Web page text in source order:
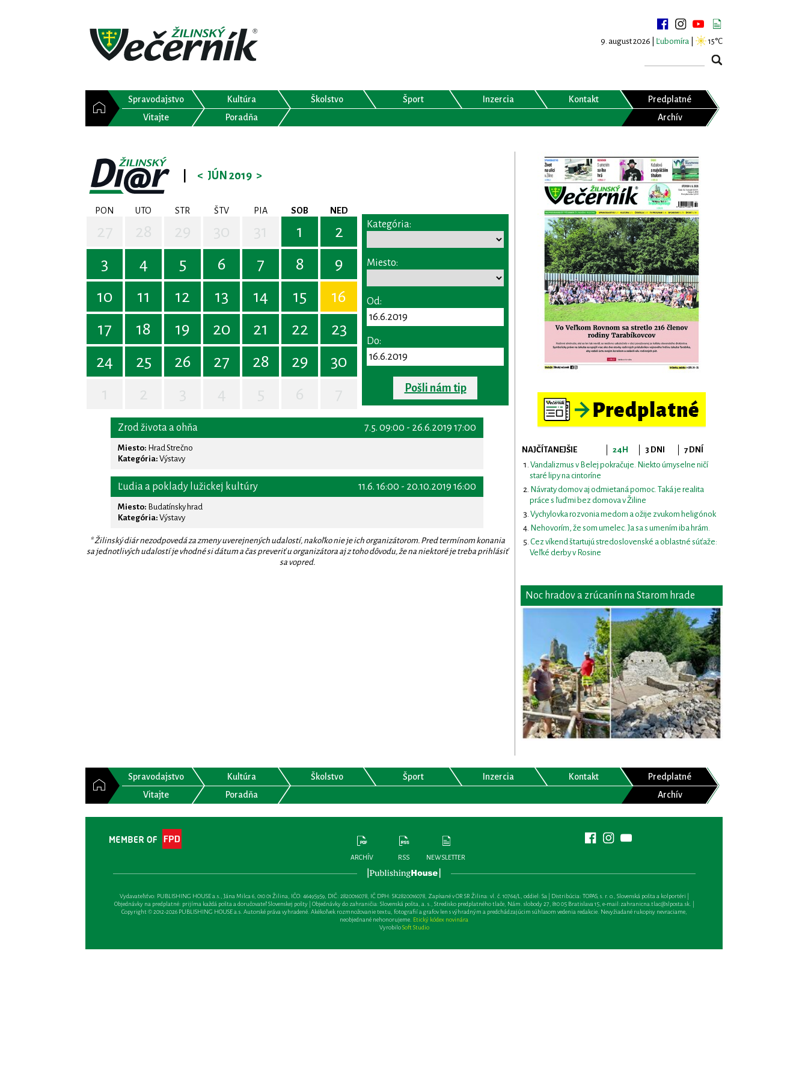
9. august 2026 | Ľubomíra 15°C
Spravodajstvo Kultúra Školstvo Šport Inzercia Kontakt
Predplatné
Vitajte
Poradňa Archív
< JÚN 2019 >
PON UTO STR ŠTV PIA SOB NED
1
2
3
4 5 6 7 8
9
10
11 12 13 14 15
16
17
18 19 20 21 22
23
24
25 26 27 28 29
30
Kategória:
Miesto:
Od:
Do:
Pošli nám tip
7.5. 09:00 - 26.6.2019 17:00
Zrod života a ohňa
Miesto: Hrad Strečno
Kategória: Výstavy
11.6. 16:00 - 20.10.2019 16:00
Ľudia a poklady lužickej kultúry
Miesto: Budatínsky hrad
Kategória: Výstavy
* Žilinský diár nezodpovedá za zmeny uverejnených udalostí, nakoľko nie je ich organizátorom. Pred termínom konania
sa jednotlivých udalostí je vhodné si dátum a čas preveriť u organizátora aj z toho dôvodu, že na niektoré je treba prihlásiť
sa vopred.
NAJČÍTANEJŠIE 24H 3 DNI
7 DNÍ
Vandalizmus v Belej pokračuje. Niekto úmyselne ničí
staré lipy na cintoríne
Návraty domov aj odmietaná pomoc. Taká je realita
práce s ľuďmi bez domova v Žiline
Vychylovka rozvonia medom a ožije zvukom heligónok
Nehovorím, že som umelec. Ja sa s umením iba hrám.
Cez víkend štartujú stredoslovenské a oblastné súťaže:
Veľké derby v Rosine
Noc hradov a zrúcanín na Starom hrade
Spravodajstvo Kultúra Školstvo Šport Inzercia Kontakt
Predplatné
Vitajte
Poradňa Archív
ARCHÍV RSS NEWSLETTER
Vydavateľsťvo: PUBLISHING HOUSE a.s., Jána Milca 6, 010 01 Žilina, IČO: 46495959, DIČ: 2820016078, IČ DPH: SK2820016078, Zapísané v OR SR Žilina: vl. č. 10764/L, oddiel: Sa | Distribúcia: TOPAS, s. r. o., Slovenská pošta a kolportéri |
Objednávky na predplatné: prijíma každá pošta a doručovateľ Slovenskej pošty | Objednávky do zahraničia: Slovenská pošta, a. s., Stredisko predplatného tlače, Nám. slobody 27, 810 05 Bratislava 15, e-mail:zahranicna.tlac@slposta.sk. |
Copyright © 2012-2026 PUBLISHING HOUSE a.s. Autorské práva vyhradené. Akékoľvek rozmnožovanie textu, fotografií a grafov len s výhradným a predchádzajúcim súhlasom vedenia redakcie. Nevyžiadané rukopisy nevraciame,
neobjednané nehonorujeme. Etický kódex novinára
VyrobiloSoft Studio